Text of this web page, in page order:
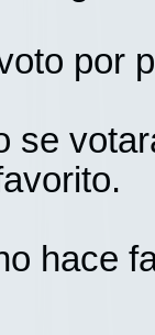
por
se
hace